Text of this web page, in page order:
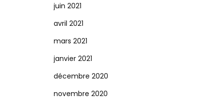
juin 2021
avril 2021
mars 2021
janvier 2021
décembre 2020
novembre 2020